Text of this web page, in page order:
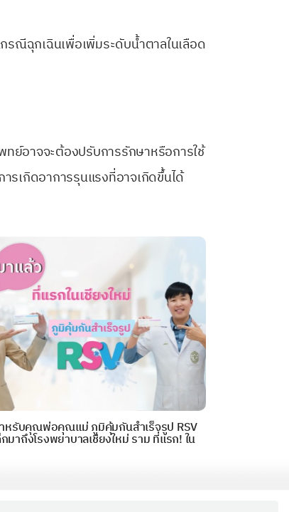
รณีฉุกเฉินเพื่อเพิ่มระดับน้ำตาลในเลือด
ย์อาจจะต้องปรับการรักษาหรือการใช้
รเกิดอาการรุนแรงที่อาจเกิดขึ้นได้
หรับคุณพ่อคุณแม่ ภูมิคุ้มกันสำเร็จรูป RSV
มาถึงโรงพยาบาลเชียงใหม่ ราม ที่แรก! ใน